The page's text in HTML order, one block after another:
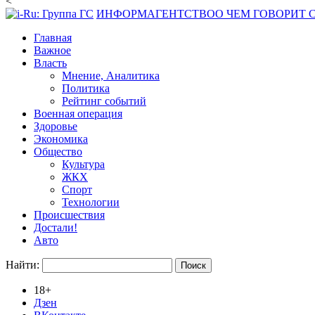
ИНФОРМАГЕНТСТВОО ЧЕМ ГОВОРИТ
Главная
Важное
Власть
Мнение, Аналитика
Политика
Рейтинг событий
Военная операция
Здоровье
Экономика
Общество
Культура
ЖКХ
Спорт
Технологии
Происшествия
Достали!
Авто
Найти:
18+
Дзен